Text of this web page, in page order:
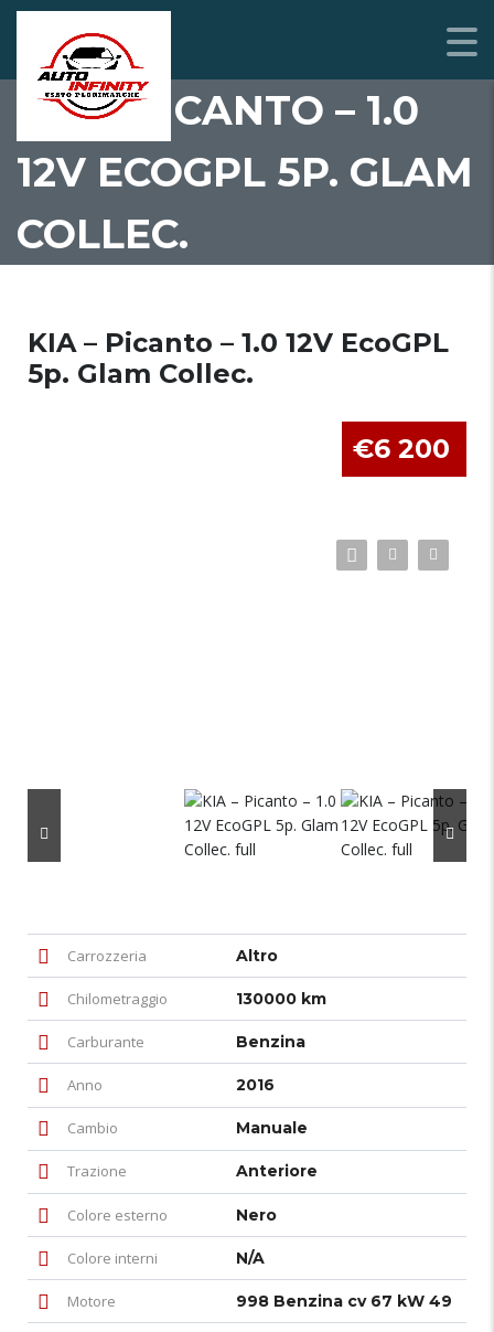
KIA – PICANTO – 1.0
12V ECOGPL 5P. GLAM
COLLEC.
KIA – Picanto – 1.0 12V EcoGPL
5p. Glam Collec.
€6 200
Carrozzeria Altro
Chilometraggio 130000 km
Carburante Benzina
Anno 2016
Cambio Manuale
Trazione Anteriore
Colore esterno Nero
Colore interni N/A
Motore 998 Benzina cv 67 kW 49